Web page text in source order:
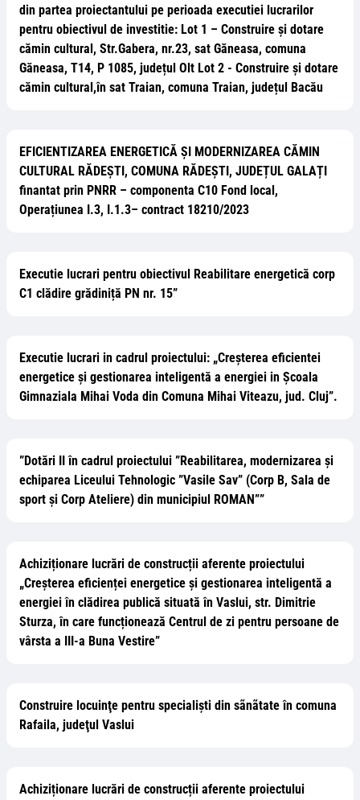
din partea proiectantului pe perioada executiei lucrarilor
pentru obiectivul de investitie: Lot 1 – Construire și dotare
cămin cultural, Str.Gabera, nr.23, sat Găneasa, comuna
Găneasa, T14, P 1085, județul Olt Lot 2 - Construire și dotare
cămin cultural,în sat Traian, comuna Traian, județul Bacău
EFICIENTIZAREA ENERGETICĂ ȘI MODERNIZAREA CĂMIN
CULTURAL RĂDEȘTI, COMUNA RĂDEȘTI, JUDEȚUL GALAȚI
finantat prin PNRR – componenta C10 Fond local,
Operațiunea I.3, I.1.3– contract 18210/2023
Executie lucrari pentru obiectivul Reabilitare energetică corp
C1 clădire grădiniță PN nr. 15”
Executie lucrari in cadrul proiectului: „Creșterea eficientei
energetice și gestionarea inteligentă a energiei in Școala
Gimnaziala Mihai Voda din Comuna Mihai Viteazu, jud. Cluj”.
”Dotări II în cadrul proiectului ”Reabilitarea, modernizarea și
echiparea Liceului Tehnologic ”Vasile Sav” (Corp B, Sala de
sport și Corp Ateliere) din municipiul ROMAN””
Achiziționare lucrări de construcții aferente proiectului
„Creșterea eficienței energetice și gestionarea inteligentă a
energiei în clădirea publică situată în Vaslui, str. Dimitrie
Sturza, în care funcționează Centrul de zi pentru persoane de
vârsta a III-a Buna Vestire”
Construire locuinţe pentru specialişti din sãnãtate în comuna
Rafaila, judeţul Vaslui
Achiziționare lucrări de construcții aferente proiectului